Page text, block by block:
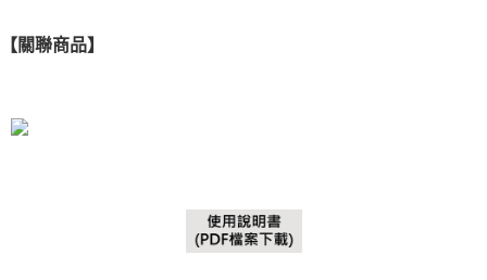
【關聯商品】